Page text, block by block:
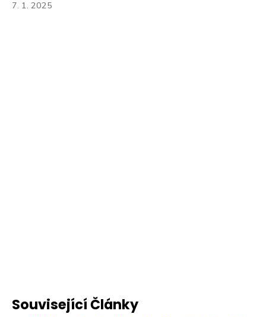
7. 1. 2025
Související Články